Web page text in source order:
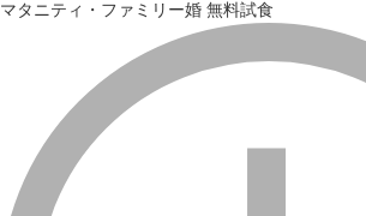
マタニティ・ファミリー婚 無料試食